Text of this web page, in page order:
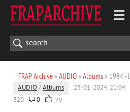
FRAP Archive» AUDIO» Albums» 1984 -
AUDIO /Albums 25-01-2024, 21:04
320
0 29